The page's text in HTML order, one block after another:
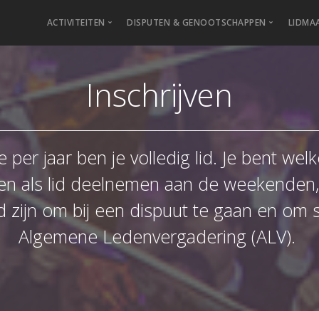
ACTIVITEITEN
Inhoudelijk
Benefiet
Haagsche Tafeltjes Avond
Japanse Tafeltjes Avond
Lezingen
DISPUTEN & GENOOTSCHAPPEN
Via
SIB-
Inschrijven
per jaar ben je volledig lid. Je bent
als lid deelnemen aan de
zijn om bij een dispuut te gaan en om
Algemene Ledenvergadering (ALV).